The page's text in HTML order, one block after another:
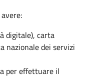
digitale), carta
nazionale dei servizi
per effettuare il